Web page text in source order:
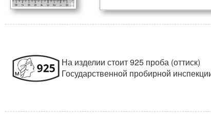
На изделии стоит 925 проба (оттиск)
Государственной пробирной